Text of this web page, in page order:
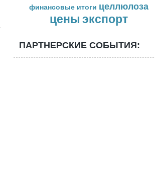
финансовые итоги целлюлоза
цены экспорт
ПАРТНЕРСКИЕ СОБЫТИЯ: